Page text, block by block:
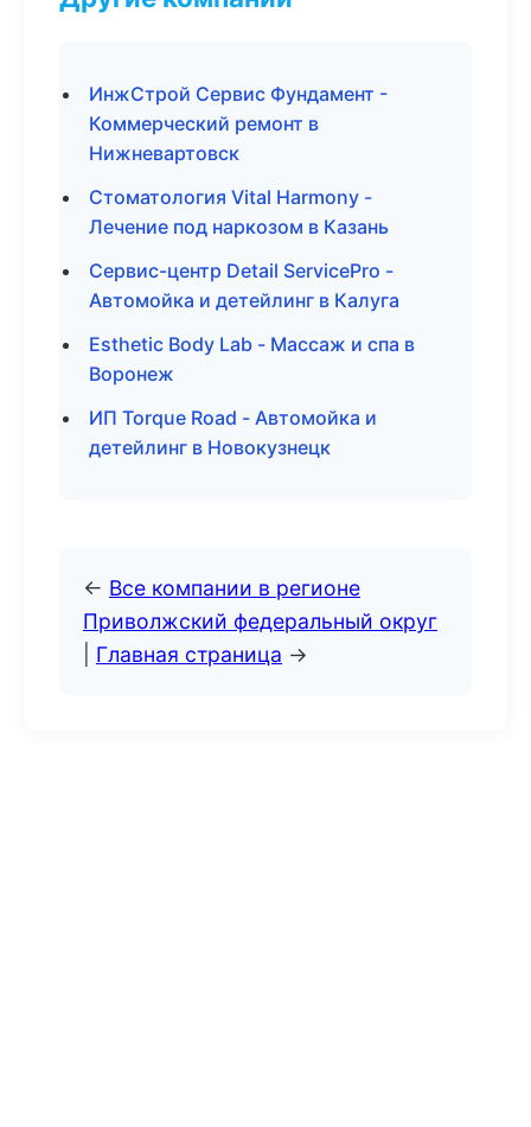
ИнжСтрой Сервис Фундамент -
Коммерческий ремонт в
Нижневартовск
Стоматология Vital Harmony -
Лечение под наркозом в Казань
Сервис-центр Detail ServicePro -
Автомойка и детейлинг в Калуга
Esthetic Body Lab - Массаж и спа в
Воронеж
ИП Torque Road - Автомойка и
детейлинг в Новокузнецк
← Все компании в регионе
Приволжский федеральный округ
Главная страница →